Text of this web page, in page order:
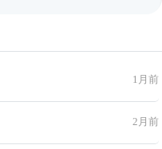
1月前
2月前